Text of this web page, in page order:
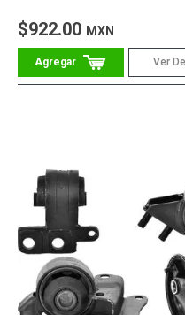
$922.00 MXN
Ver